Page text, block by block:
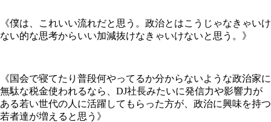
《僕は、これいい流れだと思う。政治とはこうじゃなきゃいけ
ない的な思考からいい加減抜けなきゃいけないと思う。》
《国会で寝てたり普段何やってるか分からないような政治家に
無駄な税金使われるなら、DJ社長みたいに発信力や影響力が
ある若い世代の人に活躍してもらった方が、政治に興味を持つ
若者達が増えると思う》